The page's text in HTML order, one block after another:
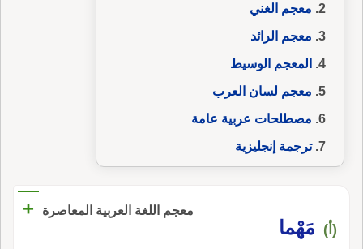
معجم الغني
معجم الرائد
المعجم الوسيط
معجم لسان العرب
مصطلحات عربية عامة
ترجمة إنجليزية
معجم اللغة العربية المعاصرة +
(أ) مَهْما